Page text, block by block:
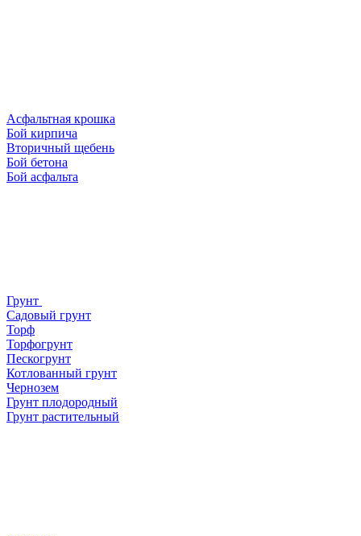
Асфальтная крошка
Бой кирпича
Вторичный щебень
Бой бетона
Бой асфальта
Грунт
Садовый грунт
Торф
Торфогрунт
Пескогрунт
Котлованный грунт
Чернозем
Грунт плодородный
Грунт растительный